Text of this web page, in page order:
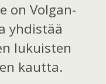
on Volgan-
yhdistää
lukuisten
kautta.